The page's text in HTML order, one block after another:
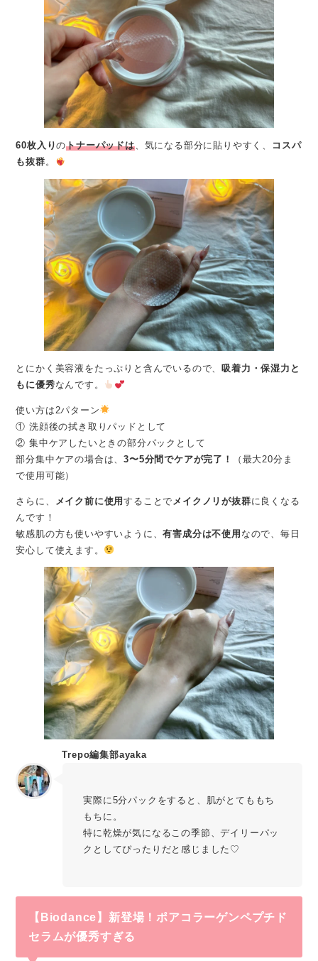
60枚入りのトナーパッドは、気になる部分に貼りやすく、
コスパ
も抜群。
とにかく美容液をたっぷりと含んでいるので、吸着力・保湿力と
もに優秀なんです。
使い方は2パターン
① 洗顔後の拭き取りパッドとして
② 集中ケアしたいときの部分パックとして
部分集中ケアの場合は、3〜5分間でケアが完了！
（最大20分ま
で使用可能）
さらに、 メイク前に使用することで メイクノリが抜群に良くなる
んです！
敏感肌の方も使いやすいように、有害成分は不使用 なので、毎日
安心して使えます。
Trepo編集部ayaka
実際に5分パックをすると、肌がとてももち
もちに。
特に乾燥が気になるこの季節、デイリーパッ
クとしてぴったりだと感じました♡
【Biodance】新登場！ポアコラーゲンペプチド
セラムが優秀すぎる